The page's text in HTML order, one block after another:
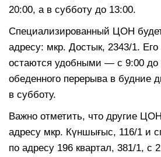
20:00, а в субботу до 13:00.
Специализированный ЦОН
адресу: мкр. Достык, 2343/1.
остаются удобными — с 9:00 до
обеденного перерыва в будние
в субботу.
Важно отметить, что другие
адресу мкр. Күншығыс, 116/1 и
по адресу 196 квартал, 381/1, с